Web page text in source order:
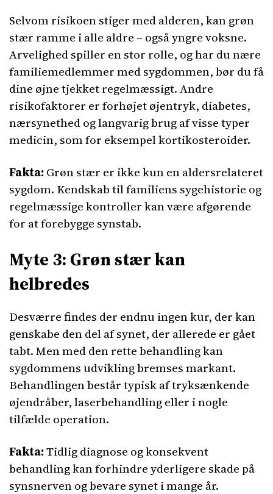
Selvom risikoen stiger med alderen, kan grøn
stær ramme i alle aldre – også yngre voksne.
Arvelighed spiller en stor rolle, og har du nære
familiemedlemmer med sygdommen, bør du få
dine øjne tjekket regelmæssigt. Andre
risikofaktorer er forhøjet øjentryk, diabetes,
nærsynethed og langvarig brug af visse typer
medicin, som for eksempel kortikosteroider.
Fakta:Grøn stær er ikke kun en aldersrelateret
sygdom. Kendskab til familiens sygehistorie og
regelmæssige kontroller kan være afgørende
for at forebygge synstab.
Myte 3: Grøn stær kan
helbredes
Desværre findes der endnu ingen kur, der kan
genskabe den del af synet, der allerede er gået
tabt. Men med den rette behandling kan
sygdommens udvikling bremses markant.
Behandlingen består typisk af tryksænkende
øjendråber, laserbehandling eller i nogle
tilfælde operation.
Fakta:Tidlig diagnose og konsekvent
behandling kan forhindre yderligere skade på
synsnerven og bevare synet i mange år.